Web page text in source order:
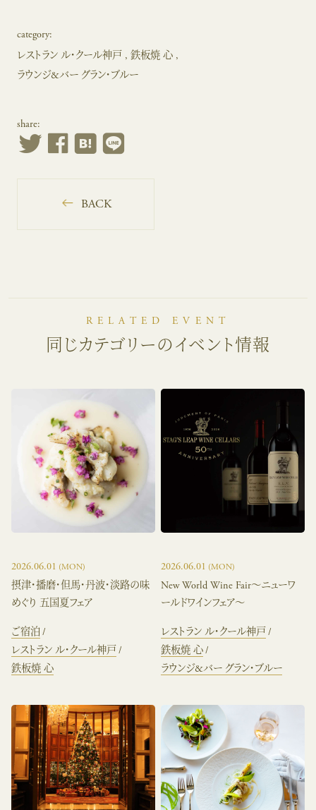
category:
レストラン ル・クール神戸
鉄板焼 心
ラウンジ&バー グラン・ブルー
share:
BACK
RELATED EVENT
同じカテゴリーのイベント情報
2026.06.01 (MON)
摂津・播磨・但馬・丹波・淡路の味
めぐり 五国夏フェア
ご宿泊
レストラン ル・クール神戸
鉄板焼 心
2026.06.01 (MON)
New World Wine Fair～ニューワ
ールドワインフェア～
レストラン ル・クール神戸
鉄板焼 心
ラウンジ&バー グラン・ブルー